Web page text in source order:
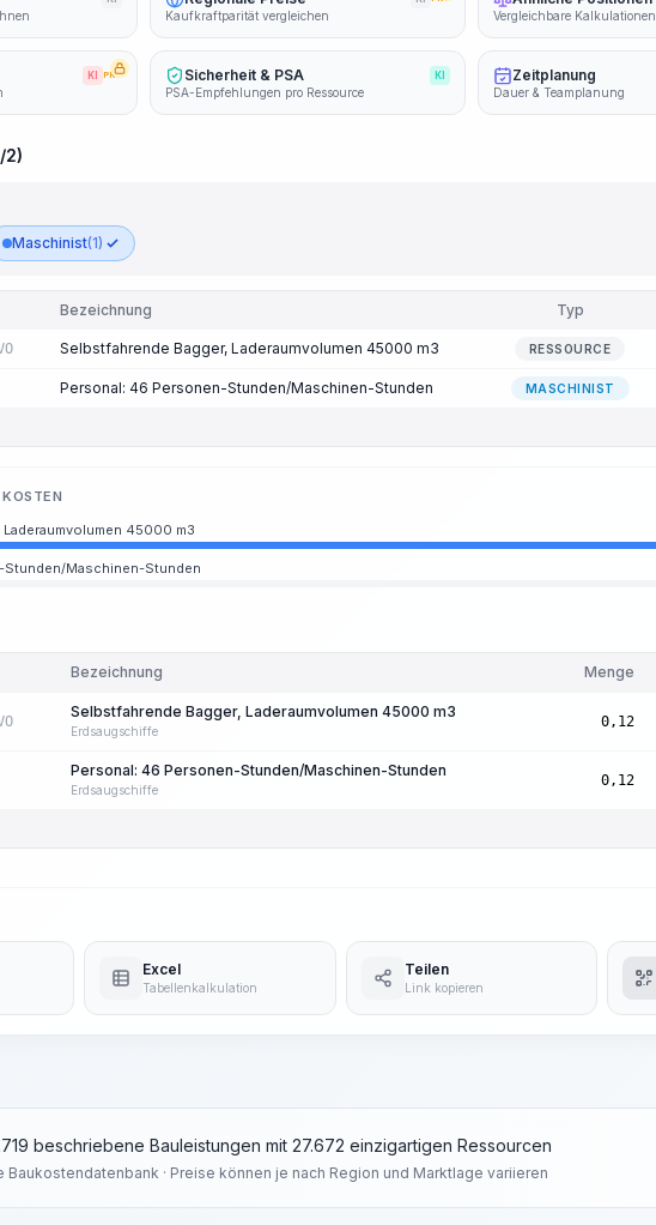
Kaufkraftparität vergleichen Vergleichbare Kalkulationen
KI PRO Sicherheit & PSA KI
PSA-Empfehlungen pro Ressource
Zeitplanung
Dauer & Teamplanung
2)
Maschinist(1)
Bezeichnung Typ
Selbstfahrende Bagger, Laderaumvolumen 45000 m3 RESSOURCE
Personal: 46 Personen-Stunden/Maschinen-Stunden MASCHINIST
45000 m3
Maschinen-Stunden
Bezeichnung Menge
Selbstfahrende Bagger, Laderaumvolumen 45000 m3
Erdsaugschiffe
0,12
Personal: 46 Personen-Stunden/Maschinen-Stunden
Erdsaugschiffe
0,12
Excel
Tabellenkalkulation
Teilen
Link kopieren
beschriebene Bauleistungen mit 27.672 einzigartigen Ressourcen
Baukostendatenbank · Preise können je nach Region und Marktlage variieren